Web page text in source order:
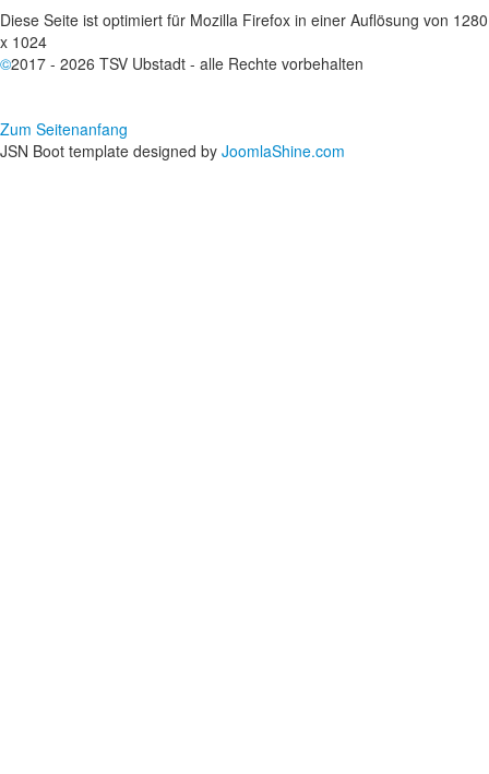
Diese Seite ist optimiert für Mozilla Firefox in einer Auflösung von 1280
x 1024
©2017 - 2026 TSV Ubstadt - alle Rechte vorbehalten
Zum Seitenanfang
JSN Boot template designed by JoomlaShine.com